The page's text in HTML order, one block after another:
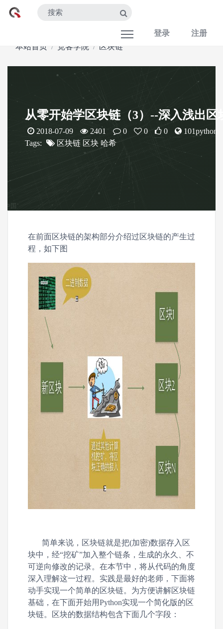
登录
注册
本站首页
宽客学院 区块链
从零开始学区块链（3）--深入浅出
2018-07-09 2401 0 0 0
101python
Tags:
区块链 区块 哈希
在前面区块链的架构部分介绍过区块链的产生过
程，如下图
简单来说，区块链就是把(加密)数据存入区
块中，经“挖矿”加入整个链条，生成的永久、不
可逆向修改的记录。在本节中，将从代码的角度
深入理解这一过程。实践是最好的老师，下面将
动手实现一个简单的区块链。为方便讲解区块链
基础，在下面开始用Python实现一个简化版的区
块链。区块的数据结构包含下面几个字段：